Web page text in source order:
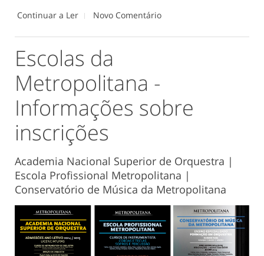
Continuar a Ler Novo Comentário
Escolas da
Metropolitana -
Informações sobre
inscrições
Academia Nacional Superior de Orquestra |
Escola Profissional Metropolitana |
Conservatório de Música da Metropolitana